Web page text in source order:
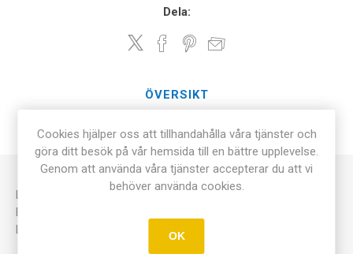
Dela:
ÖVERSIKT
KONTAKTA OSS
Lämplig för limning av plast, keramik, trä, kartong, papper mm.
Effekt på hela 65W ger snabb uppvärmning.
Limstavar köps separat.
Cookies hjälper oss att tillhandahålla våra tjänster och
göra ditt besök på vår hemsida till en bättre upplevelse.
Genom att använda våra tjänster accepterar du att vi
behöver använda cookies.
OK